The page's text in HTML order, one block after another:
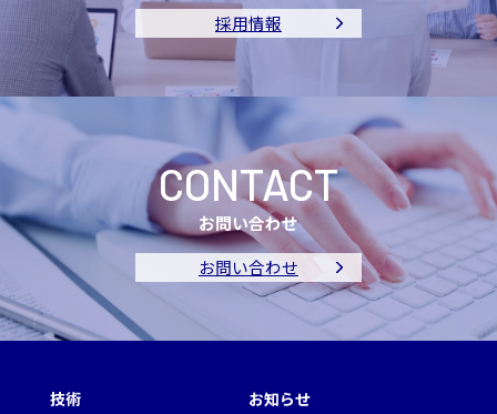
採用情報
CONTACT
お問い合わせ
お問い合わせ
技術 お知らせ